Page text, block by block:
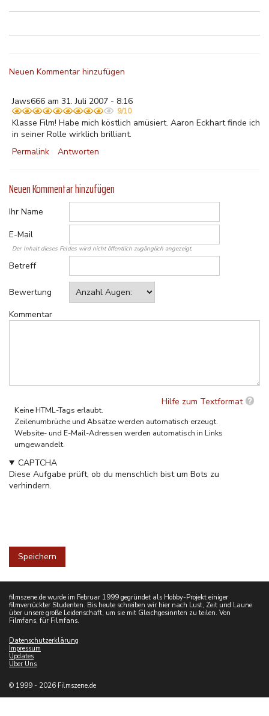
Neuen Kommentar hinzufügen
Jaws666 am 31. Juli 2007 - 8:16
9/10
Klasse Film! Habe mich köstlich amüsiert. Aaron Eckhart finde ich
in seiner Rolle wirklich brilliant.
Permalink
Antworten
Neuen Kommentar hinzufügen
Ihr Name
E-Mail
Der Inhalt dieses Feldes wird nicht öffentlich zugänglich angezeigt.
Betreff
Bewertung
Kommentar
Hilfe zum Textformat
Keine HTML-Tags erlaubt.
Zeilenumbrüche und Absätze werden automatisch erzeugt.
Website- und E-Mail-Adressen werden automatisch in Links
umgewandelt.
CAPTCHA
Diese Aufgabe prüft, ob du menschlich bist um Bots zu
verhindern.
filmszene.de wurde im Februar 1999 gegründet als Hobby-Projekt einiger
filmverrückter Studenten. Bis heute schreiben wir hier nach Lust, Zeit und Laune
über unsere große Leidenschaft, um sie mit Gleichgesinnten zu teilen. Von
Filmfans, für Filmfans.
Datenschutzerklärung
Impressum
Updates
Über Uns
© 1999 - 2026 Filmszene.de